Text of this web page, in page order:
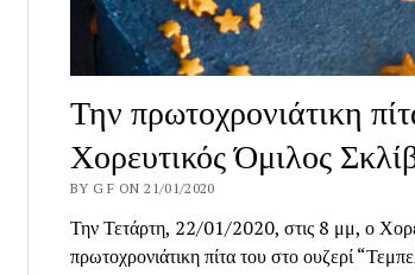
Την πρωτοχρονιάτικη
Χορευτικός Όμιλος
BY G F ON 21/01/2020
Την Τετάρτη, 22/01/2020, στις 8 μμ, ο
πρωτοχρονιάτικη πίτα του στο ουζερί